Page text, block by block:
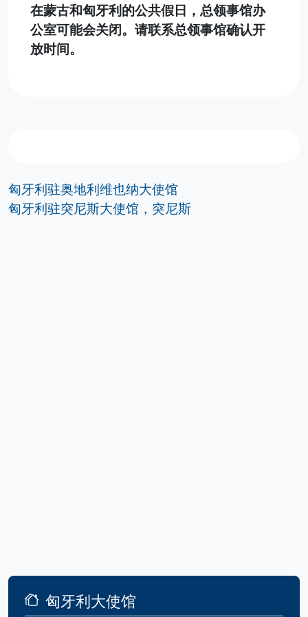
在蒙古和匈牙利的公共假日，总领事馆办
公室可能会关闭。请联系总领事馆确认开
放时间。
匈牙利驻奥地利维也纳大使馆
匈牙利驻突尼斯大使馆，突尼斯
匈牙利大使馆